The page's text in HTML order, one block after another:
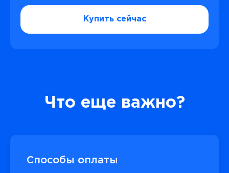
Купить сейчас
Что еще важно?
Способы оплаты